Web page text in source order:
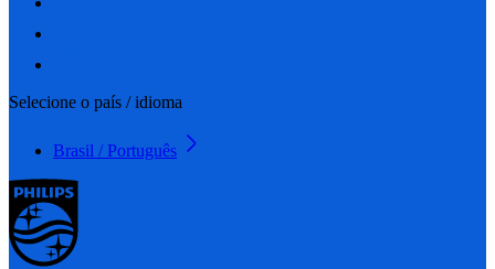
Selecione o país / idioma
Brasil / Português